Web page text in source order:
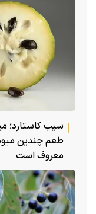
سیب کاستارد؛
طعم چندین میوه
معروف است